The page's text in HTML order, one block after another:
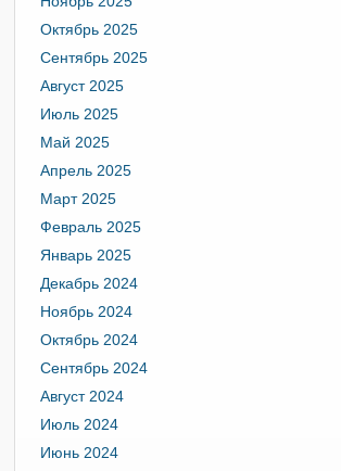
Октябрь 2025
Сентябрь 2025
Август 2025
Июль 2025
Май 2025
Апрель 2025
Март 2025
Февраль 2025
Январь 2025
Декабрь 2024
Ноябрь 2024
Октябрь 2024
Сентябрь 2024
Август 2024
Июль 2024
Июнь 2024